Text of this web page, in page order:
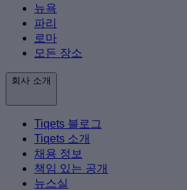
뉴욕
파리
로마
모든 장소
회사 소개
Tiqets 블로그
Tiqets 소개
채용 정보
책임 있는 공개
뉴스실